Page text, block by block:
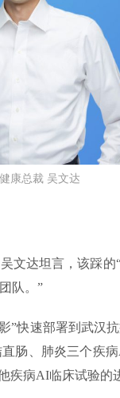
康总裁 吴文达
文达坦言，该踩的
队。”
”快速部署到武汉
肠、肺炎三个疾
疾病AI临床试验的